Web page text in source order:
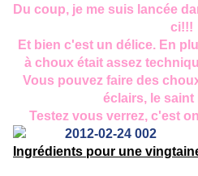
Du coup, je me suis lancée
ci!!!
Et bien c'est un délice. En
à choux était assez
Vous pouvez faire des
éclairs, le saint
Testez vous verrez, c'est
Ingrédients pour une